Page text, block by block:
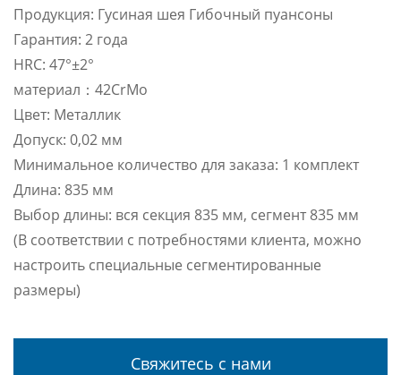
Продукция: Гусиная шея Гибочный пуансоны
Гарантия: 2 года
HRC: 47°±2°
материал：42CrMo
Цвет: Металлик
Допуск: 0,02 мм
Минимальное количество для заказа: 1 комплект
Длина: 835 мм
Выбор длины: вся секция 835 мм, сегмент 835 мм
(В соответствии с потребностями клиента, можно
настроить специальные сегментированные
размеры)
Свяжитесь с нами